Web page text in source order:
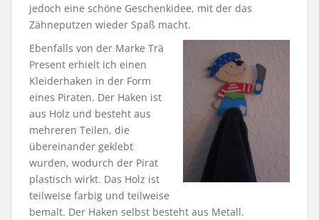
jedoch eine schöne Geschenkidee, mit der das
Zähneputzen wieder Spaß macht.
Ebenfalls von der Marke Trä
Present erhielt ich einen
Kleiderhaken in der Form
eines Piraten. Der Haken ist
aus Holz und besteht aus
mehreren Teilen, die
übereinander geklebt
wurden, wodurch der Pirat
plastisch wirkt. Das Holz ist
teilweise farbig und teilweise
bemalt. Der Haken selbst besteht aus Metall.